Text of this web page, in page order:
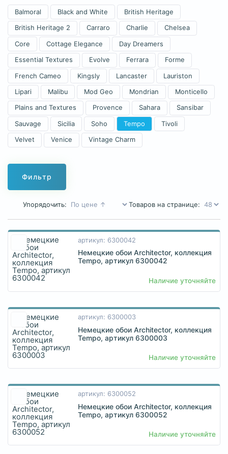
Balmoral Black and White British Heritage
British Heritage 2 Carraro Charlie Chelsea
Core Cottage Elegance Day Dreamers
Essential Textures Evolve Ferrara Forme
French Cameo Kingsly Lancaster Lauriston
Lipari Malibu Mod Geo Mondrian Monticello
Plains and Textures Provence Sahara Sansibar
Sauvage Sicilia Soho Tempo Tivoli
Velvet Venice Vintage Charm
Фильтр
Упорядочить: Товаров на странице:
артикул: 6300042
Немецкие обои Architector, коллекция
Tempo, артикул 6300042
Наличие уточняйте
артикул: 6300003
Немецкие обои Architector, коллекция
Tempo, артикул 6300003
Наличие уточняйте
артикул: 6300052
Немецкие обои Architector, коллекция
Tempo, артикул 6300052
Наличие уточняйте